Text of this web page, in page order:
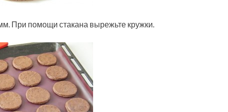
При помощи стакана вырежьте кружки.